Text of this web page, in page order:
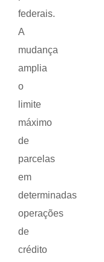
federais.
A
mudança
amplia
o
limite
máximo
de
parcelas
em
determinadas
operações
de
crédito